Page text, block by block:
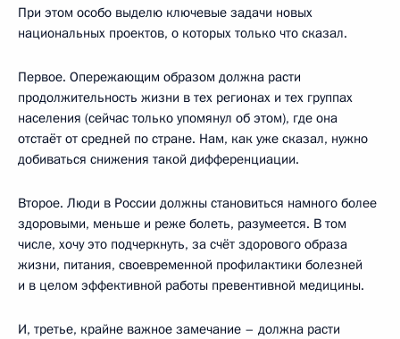
При этом особо выделю ключевые задачи новых
национальных проектов, о которых только что сказал.
Первое. Опережающим образом должна расти
продолжительность жизни в тех регионах и тех группах
населения (сейчас только упомянул об этом), где она
отстаёт от средней по стране. Нам, как уже сказал, нужно
добиваться снижения такой дифференциации.
Второе. Люди в России должны становиться намного более
здоровыми, меньше и реже болеть, разумеется. В том
числе, хочу это подчеркнуть, за счёт здорового образа
жизни, питания, своевременной профилактики болезней
и в целом эффективной работы превентивной медицины.
И, третье, крайне важное замечание – должна расти